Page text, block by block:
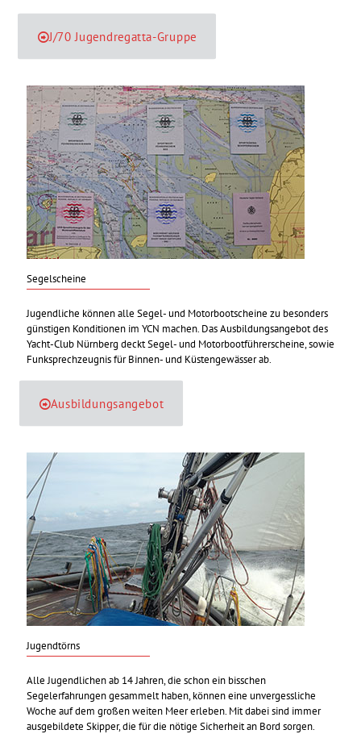
J/70 Jugendregatta-Gruppe
Segelscheine
Jugendliche können alle Segel- und Motorbootscheine zu besonders
günstigen Konditionen im YCN machen. Das Ausbildungsangebot des
Yacht-Club Nürnberg deckt Segel- und Motorbootführerscheine, sowie
Funksprechzeugnis für Binnen- und Küstengewässer ab.
Ausbildungsangebot
Jugendtörns
Alle Jugendlichen ab 14 Jahren, die schon ein bisschen
Segelerfahrungen gesammelt haben, können eine unvergessliche
Woche auf dem großen weiten Meer erleben. Mit dabei sind immer
ausgebildete Skipper, die für die nötige Sicherheit an Bord sorgen.